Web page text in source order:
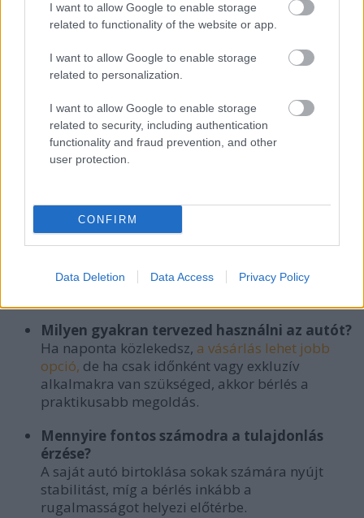
I want to allow Google to enable storage
related to functionality of the website or app.
I want to allow Google to enable storage
related to personalization.
I want to allow Google to enable storage
related to security, including authentication
functionality and fraud prevention, and other
user protection.
CONFIRM
Data Deletion Data Access Privacy Policy
költségek
magas
meghatározott,
alacsony díj
Fenntartási
költségek
Folyamatos,
jelentős
A díj általában
mindent tartalmaz
Rugalmasság
közül választhatsz
ÉrtékcsökkenésMagas
Nem érint
Időtartam
Hosszú távra
kifizetődő
Rövid távú opcióként
A döntés attól függ, milyen céljaid vannak az autóval
Milyen gyakran tervezed használni az autót?
Ha naponta közlekedsz, a vásárlás lehet jobb
opció, de ha csak időnként vagy exkluzív
alkalmakra van szükséged, akkor bérlés a
praktikusabb megoldás.
Mennyire fontos számodra a tulajdonlás
érzése?
A saját autó birtoklása sokak számára nyújt
stabilitást, míg a bérlés inkább a
rugalmasságot helyezi előtérbe.